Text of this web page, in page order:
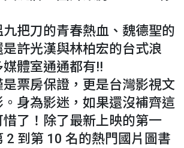
把刀的青春熱血、魏德聖的
許光漢與林柏宏的台式浪
體室通通都有!!
票房保證，更是台灣影視文
身為影迷，如果還沒補齊這
了！除了最新上映的第一
2 到第 10 名的熱門國片圖書